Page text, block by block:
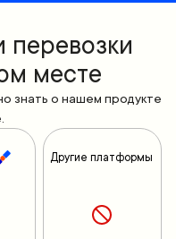
перевозки
месте
знать о нашем продукте
Другие платформы